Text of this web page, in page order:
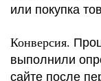
или покупка
Конверсия.
выполнили
сайте после